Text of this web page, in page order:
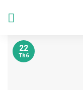
22
Th6